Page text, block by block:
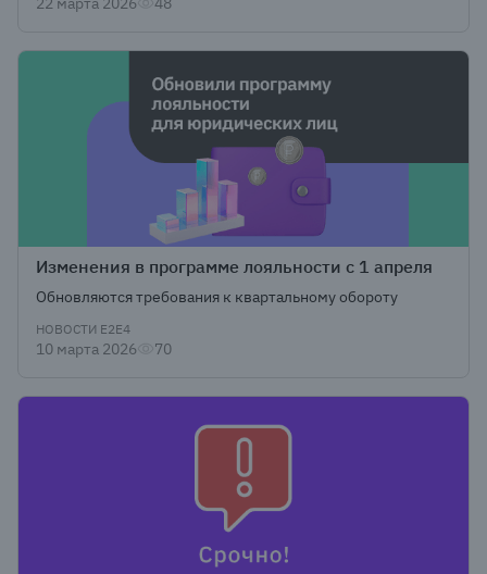
Изменения в программе лояльности с 1 апреля
Обновляются требования к квартальному обороту
НОВОСТИ Е2Е4
10 марта 2026 70